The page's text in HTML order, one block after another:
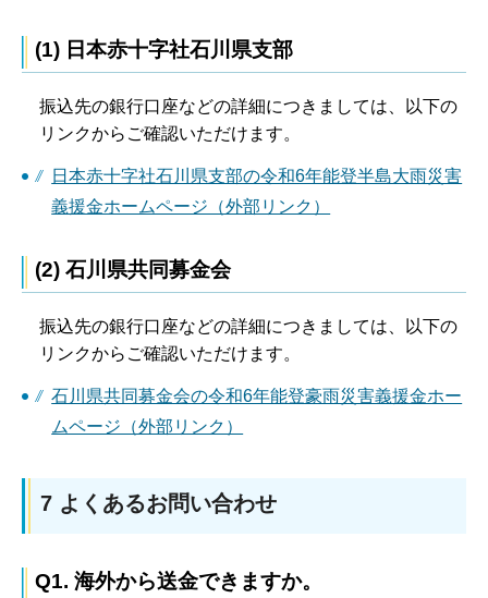
(1) 日本赤十字社石川県支部
振込先の銀行口座などの詳細につきましては、以下の
リンクからご確認いただけます。
日本赤十字社石川県支部の令和6年能登半島大雨災害
義援金ホームページ（外部リンク）
(2) 石川県共同募金会
振込先の銀行口座などの詳細につきましては、以下の
リンクからご確認いただけます。
石川県共同募金会の令和6年能登豪雨災害義援金ホー
ムページ（外部リンク）
7 よくあるお問い合わせ
Q1. 海外から送金できますか。